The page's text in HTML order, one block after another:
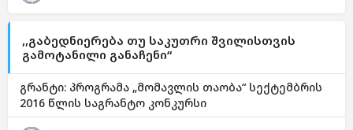
,,გაბედნიერება თუ საკუთრი შვილისთვის
გამოტანილი განაჩენი“
გრანტი: პროგრამა „მომავლის თაობა“ სექტემბრის
2016 წლის საგრანტო კონკურსი